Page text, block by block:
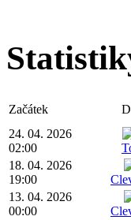
Začátek
24. 04. 2026
02:00
18. 04. 2026
19:00
13. 04. 2026
00:00